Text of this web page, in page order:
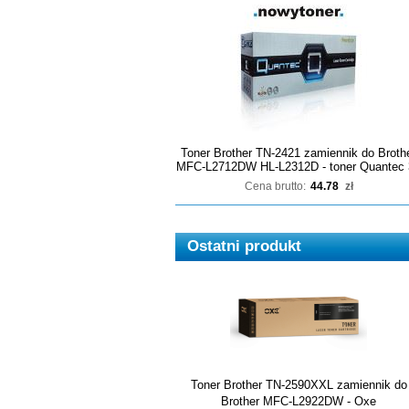
Toner Brother TN-2421 zamiennik do
MFC-L2712DW HL-L2312D - toner Quantec
Cena brutto: 44.78 zł
Ostatni produkt
Toner Brother TN-2590XXL zamiennik do
Brother MFC-L2922DW - Oxe